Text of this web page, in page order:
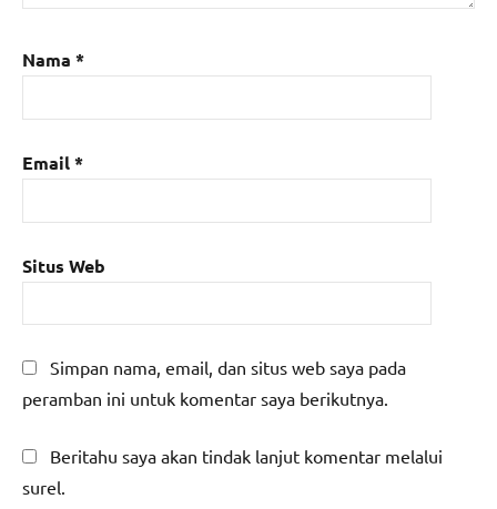
Nama *
Email*
Situs Web
Simpan nama, email, dan situs web saya pada
peramban ini untuk komentar saya berikutnya.
Beritahu saya akan tindak lanjut komentar melalui
surel.